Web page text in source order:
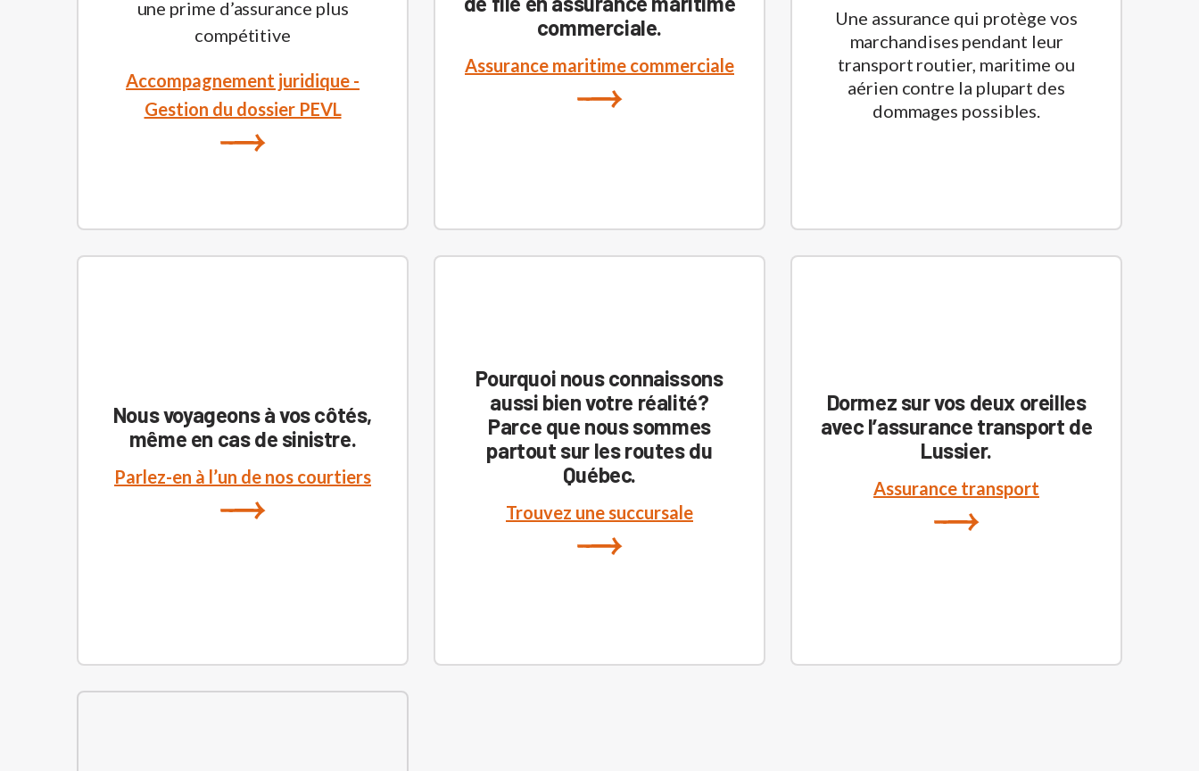
une prime d’assurance plus
compétitive
Accompagnement juridique -
Gestion du dossier PEVL
commerciale.
Assurance maritime commerciale
Une assurance qui protège vos
marchandises pendant leur
transport routier, maritime ou
aérien contre la plupart des
dommages possibles.
Nous voyageons à vos côtés,
même en cas de sinistre.
Parlez-en à l’un de nos courtiers
Pourquoi nous connaissons
aussi bien votre réalité?
Parce que nous sommes
partout sur les routes du
Québec.
Trouvez une succursale
Dormez sur vos deux oreilles
avec l’assurance transport de
Lussier.
Assurance transport